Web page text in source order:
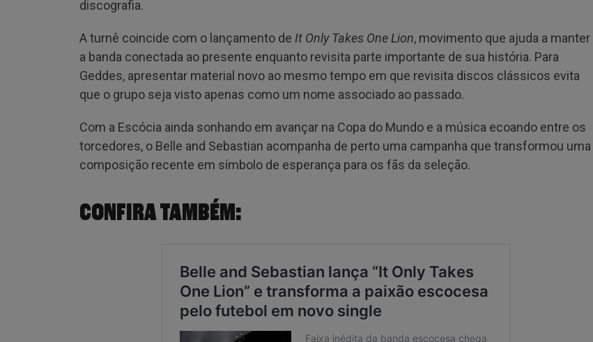
discografia.
A turnê coincide com o lançamento de It Only Takes One Lion, movimento que ajuda a manter
a banda conectada ao presente enquanto revisita parte importante de sua história. Para
Geddes, apresentar material novo ao mesmo tempo em que revisita discos clássicos evita
que o grupo seja visto apenas como um nome associado ao passado.
Com a Escócia ainda sonhando em avançar na Copa do Mundo e a música ecoando entre os
torcedores, o Belle and Sebastian acompanha de perto uma campanha que transformou uma
composição recente em símbolo de esperança para os fãs da seleção.
CONFIRA TAMBÉM: